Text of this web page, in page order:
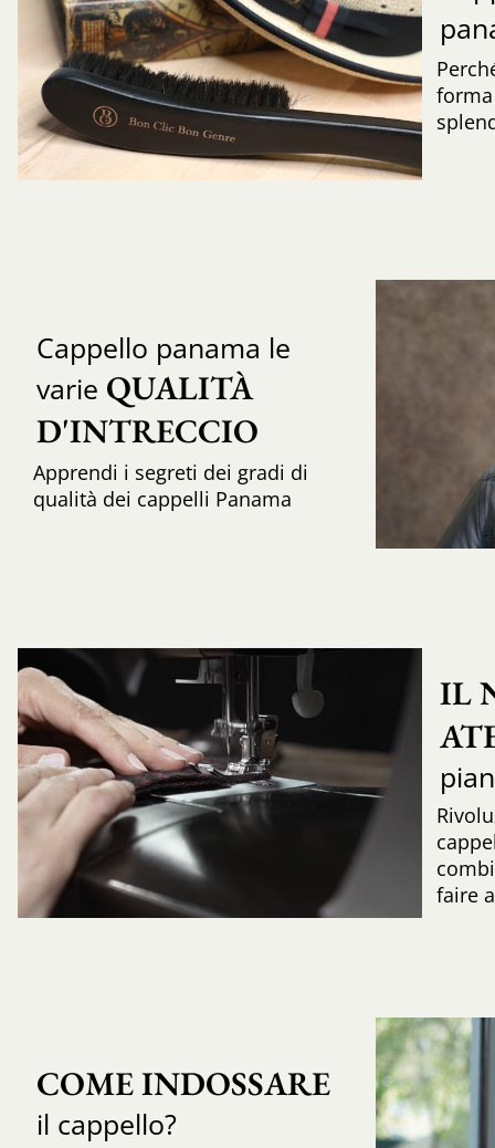
Cappello panama le
varie QUALITÀ
D'INTRECCIO
Apprendi i segreti dei gradi di
qualità dei cappelli Panama
IL
faire
COME INDOSSARE
il cappello?